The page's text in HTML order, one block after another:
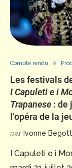
Compte rendu
Les festivals
I Capuleti e i
Trapanese : de
l’opéra de la
par Ivonne
I Capuleti e i